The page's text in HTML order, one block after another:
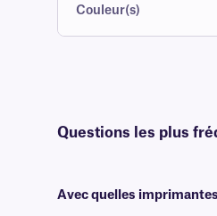
Couleur(s)
Questions les plus
Avec quelles